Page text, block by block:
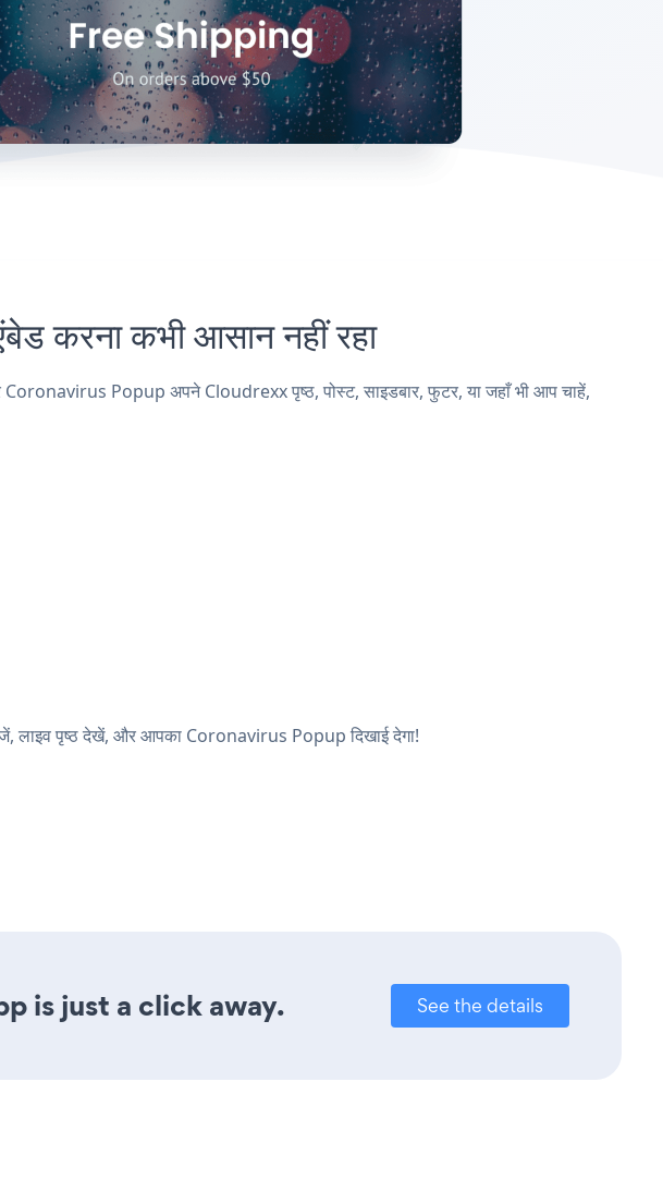
कभी आसान नहीं रहा
Popup अपने Cloudrexx पृष्ठ, पोस्ट, साइडबार, फुटर, या जहाँ भी आप चाहें,
लाइव पृष्ठ देखें, और आपका Coronavirus Popup दिखाई देगा!
is just a click away. See the details